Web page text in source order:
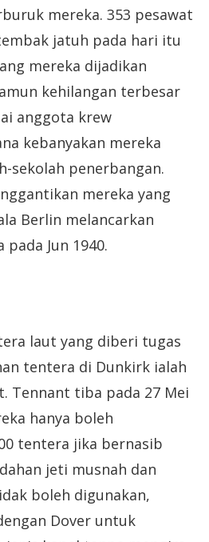
mereka. 353 pesawat
jatuh pada hari itu
mereka dijadikan
kehilangan terbesar
anggota krew
kebanyakan mereka
sekolah penerbangan.
mereka yang
Berlin melancarkan
Jun 1940.
laut yang diberi tugas
tentera di Dunkirk ialah
Tennant tiba pada 27 Mei
hanya boleh
tentera jika bernasib
jeti musnah dan
boleh digunakan,
Dover untuk